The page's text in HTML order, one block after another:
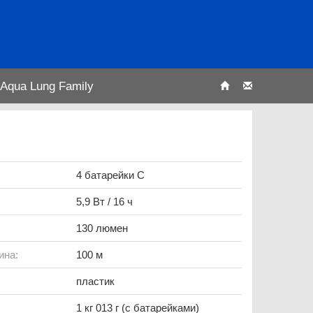
Aqua Lung Family
4 батарейки С
5,9 Вт / 16 ч
130 люмен
100 м
пластик
1 кг 013 г (с батарейками)